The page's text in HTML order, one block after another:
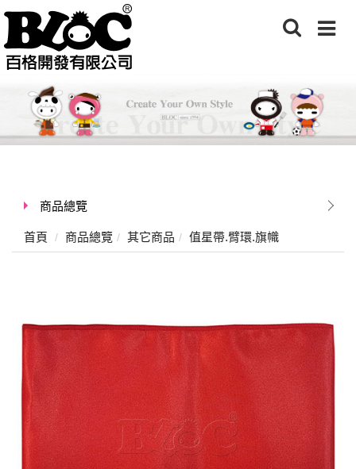
商品總覽
首頁 商品總覽 其它商品 值星帶.臂環.旗幟